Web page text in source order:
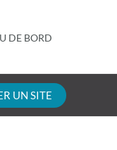
DE BORD
UN SITE